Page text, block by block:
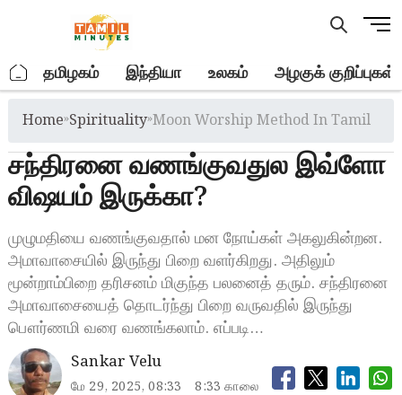
M
u
u
t
o
. தமிழகம் இந்தியா உலகம் அழகுக் குறிப்புகள்
Home»Spirituality»Moon Worship Method In Tamil
சந்திரனை வணங்குவதுல இவ்ளோ
விஷயம் இருக்கா?
முழுமதியை வணங்குவதால் மன நோய்கள் அகலுகின்றன.
அமாவாசையில் இருந்து பிறை வளர்கிறது. அதிலும்
மூன்றாம்பிறை தரிசனம் மிகுந்த பலனைத் தரும். சந்திரனை
அமாவாசையைத் தொடர்ந்து பிறை வருவதில் இருந்து
பௌர்ணமி வரை வணங்கலாம். எப்படி…
Sankar Velu
மே 29, 2025, 08:33 8:33 காலை